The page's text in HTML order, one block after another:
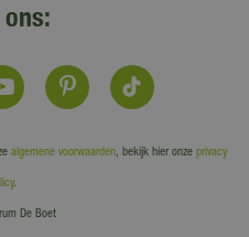
algemene voorwaarden, bekijk hier onze privacy
.
De Boet